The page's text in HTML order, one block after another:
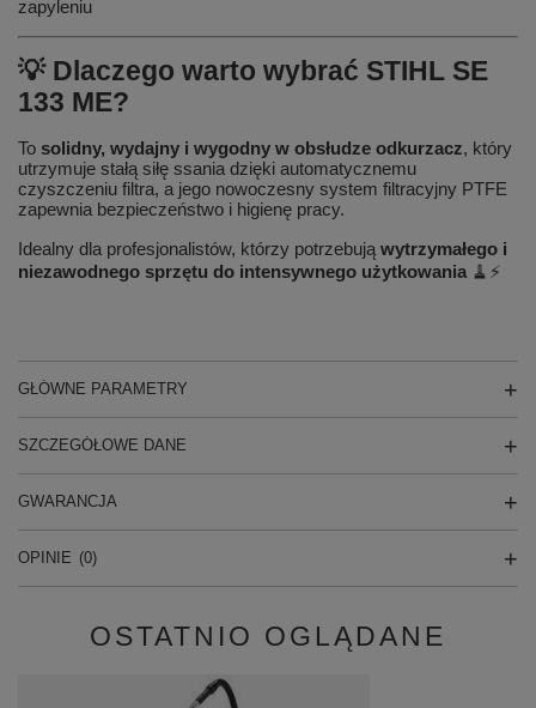
zapyleniu
💡 Dlaczego warto wybrać STIHL SE
133 ME?
To solidny, wydajny i wygodny w obsłudze odkurzacz, który
utrzymuje stałą siłę ssania dzięki automatycznemu
czyszczeniu filtra, a jego nowoczesny system filtracyjny PTFE
zapewnia bezpieczeństwo i higienę pracy.
Idealny dla profesjonalistów, którzy potrzebują wytrzymałego i
niezawodnego sprzętu do intensywnego użytkowania 🧹⚡
GŁÓWNE PARAMETRY
SZCZEGÓŁOWE DANE
GWARANCJA
OPINIE (0)
OSTATNIO OGLĄDANE